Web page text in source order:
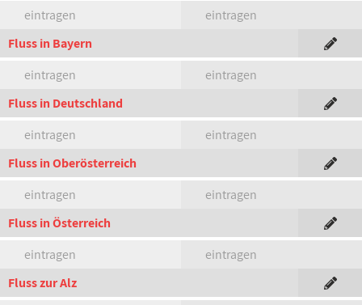
eintragen
eintragen
Fluss in Bayern
eintragen
eintragen
Fluss in Deutschland
eintragen
eintragen
Fluss in Oberösterreich
eintragen
eintragen
Fluss in Österreich
eintragen
eintragen
Fluss zur Alz